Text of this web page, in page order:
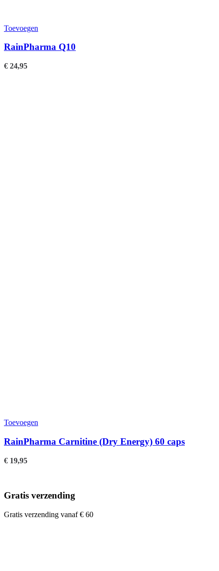
Toevoegen
RainPharma Q10
€ 24,95
Toevoegen
RainPharma Carnitine (Dry Energy) 60 caps
€ 19,95
Gratis verzending
Gratis verzending vanaf € 60